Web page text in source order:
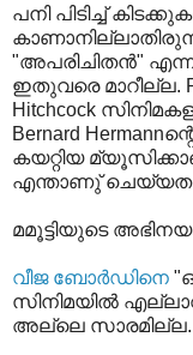
പനി പിടിച്ച്
"അപരിചിതന്‍" എന്ന
ഇതുവരെ മാറീല്ല.
Hitchcock
Bernard
കയറ്റിയ
എന്താണു്
മമൂട്ടിയുടെ
വീജ ബോര്‍ഡിനെ
സിനിമയില്‍
അല്ലെ സാരമില്ല.